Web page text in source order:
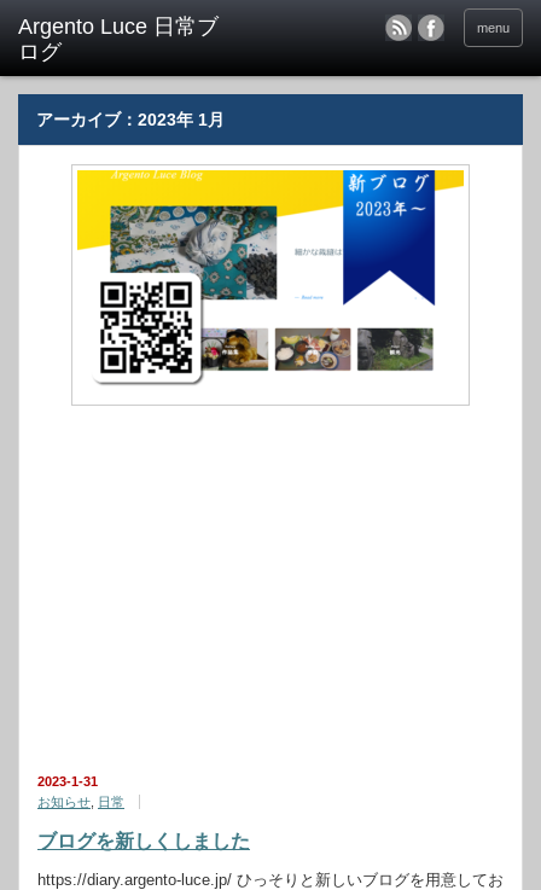
menu
アーカイブ：2023年 1月
2023-1-31
お知らせ 日常
ブログを新しくしました
https://diary.argento-luce.jp/ ひっそりと新しいブログを用意してお